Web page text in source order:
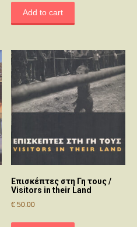
Add to cart
Επισκέπτες στη Γη τους /
Visitors in their Land
€ 50.00